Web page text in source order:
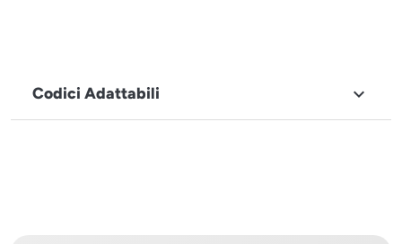
Codici Adattabili 